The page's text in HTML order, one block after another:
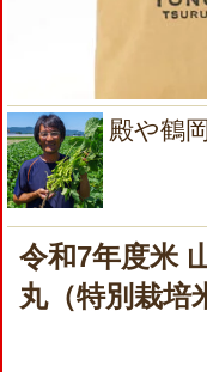
殿や鶴岡
令和7年度米
丸（特別栽培